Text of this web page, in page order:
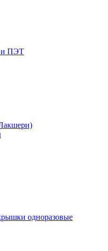
и ПЭТ
одноразовые